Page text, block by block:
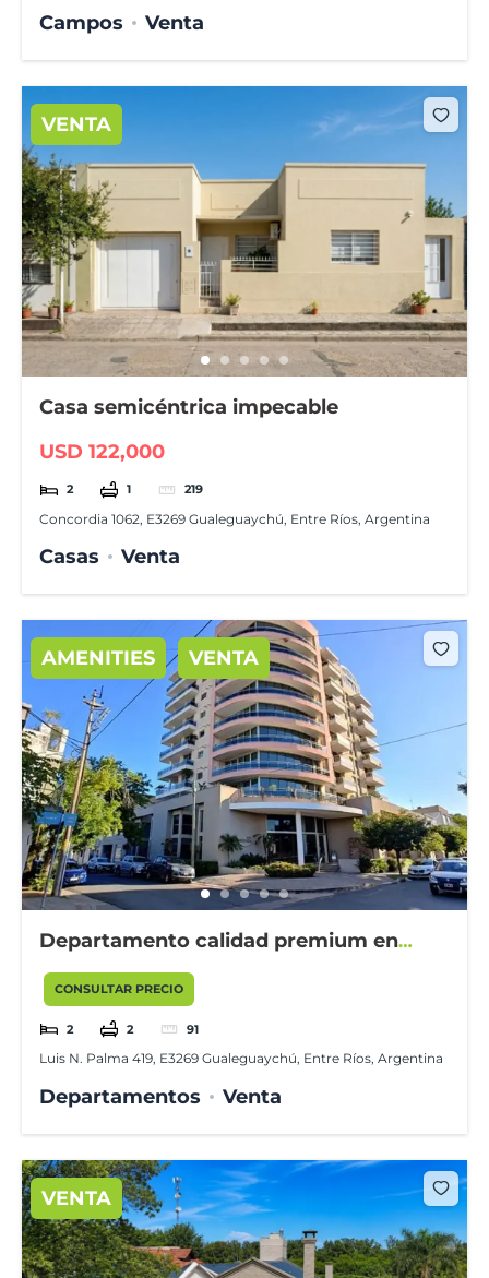
Campos Venta
VENTA
Casa semicéntrica impecable
USD 122,000
2 1 219
Concordia 1062, E3269 Gualeguaychú, Entre Ríos, Argentina
Casas Venta
AMENITIES VENTA
Departamento calidad premium en
edificio Torre Avenida I.
CONSULTAR PRECIO
2 2 91
Luis N. Palma 419, E3269 Gualeguaychú, Entre Ríos, Argentina
Departamentos Venta
VENTA